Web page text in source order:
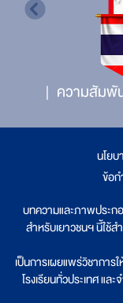
ความสัมพั
นโย
ข้อ
บทความและภาพประก
สำหรับเยาวชนฯ นี้ใช้
เป็นการเผยแพร่วิชาการ
โรงเรียนทั่วประเทศ แ